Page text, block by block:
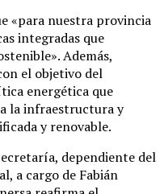
«para nuestra provincia
integradas que
Además,
el objetivo del
energética que
la infraestructura y
y renovable.
dependiente del
a cargo de Fabián